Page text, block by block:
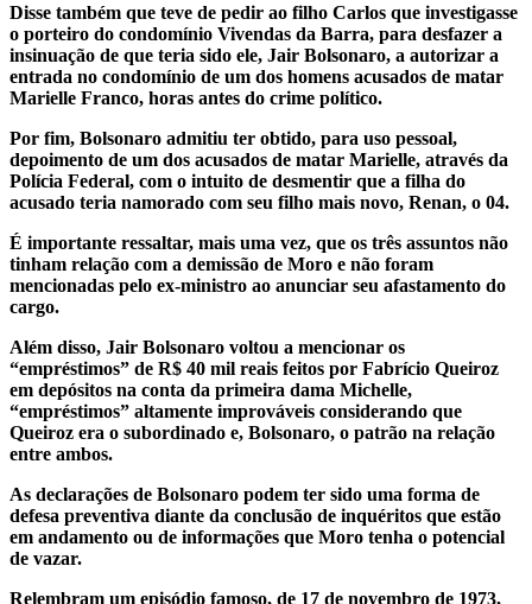
Disse também que teve de pedir ao filho Carlos que investigasse
o porteiro do condomínio Vivendas da Barra, para desfazer a
insinuação de que teria sido ele, Jair Bolsonaro, a autorizar a
entrada no condomínio de um dos homens acusados de matar
Marielle Franco, horas antes do crime político.
Por fim, Bolsonaro admitiu ter obtido, para uso pessoal,
depoimento de um dos acusados de matar Marielle, através da
Polícia Federal, com o intuito de desmentir que a filha do
acusado teria namorado com seu filho mais novo, Renan, o 04.
É importante ressaltar, mais uma vez, que os três assuntos não
tinham relação com a demissão de Moro e não foram
mencionadas pelo ex-ministro ao anunciar seu afastamento do
cargo.
Além disso, Jair Bolsonaro voltou a mencionar os
“empréstimos” de R$ 40 mil reais feitos por Fabrício Queiroz
em depósitos na conta da primeira dama Michelle,
“empréstimos” altamente improváveis considerando que
Queiroz era o subordinado e, Bolsonaro, o patrão na relação
entre ambos.
As declarações de Bolsonaro podem ter sido uma forma de
defesa preventiva diante da conclusão de inquéritos que estão
em andamento ou de informações que Moro tenha o potencial
de vazar.
Relembram um episódio famoso, de 17 de novembro de 1973,